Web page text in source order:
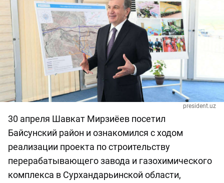
president.uz
30 апреля Шавкат Мирзиёев посетил
Байсунский район и ознакомился с ходом
реализации проекта по строительству
перерабатывающего завода и газохимического
комплекса в Сурхандарьинской области,